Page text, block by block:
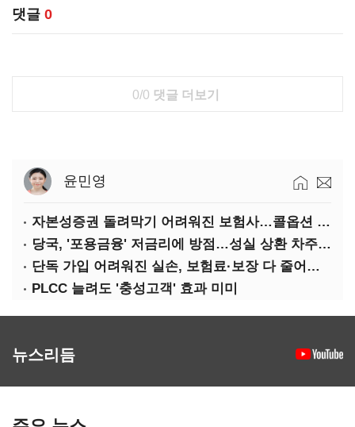
댓글 0
0/0 댓글 더보기
윤민영
자본성증권 돌려막기 어려워진 보험사…콜옵션 부담 급증
당국, '포용금융' 저금리에 방점…성실 상환 차주는 '역차별'
단독 가입 어려워진 실손, 보험료·보장 다 줄어든 5세대는?
PLCC 늘려도 '충성고객' 효과 미미
뉴스리듬